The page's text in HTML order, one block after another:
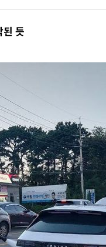
원
오른 807.66 개장
오른 6306.33 개장
차 통과…"집회·시위"
상권 오전 비
서부의 무장세력 소탕전..15
3명 전원 구조
이행과 방해금지 촉구
응…이건 체스게임"
자 징계 감면…포상금 1억으
도' 무더위는 이어져[내일날
사살…'이용객 대피'
1418.4원 마감
오른 6299.66 마감
오른 854.47 마감
듯